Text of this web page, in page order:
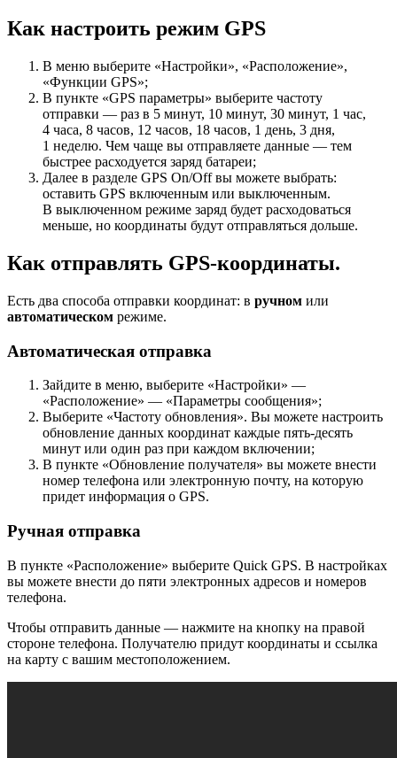
Как настроить режим GPS
В меню выберите «Настройки», «Расположение»,
«Функции GPS»;
В пункте «GPS параметры» выберите частоту
отправки — раз в 5 минут, 10 минут, 30 минут, 1 час,
4 часа, 8 часов, 12 часов, 18 часов, 1 день, 3 дня,
1 неделю. Чем чаще вы отправляете данные — тем
быстрее расходуется заряд батареи;
Далее в разделе GPS On/Off вы можете выбрать:
оставить GPS включенным или выключенным.
В выключенном режиме заряд будет расходоваться
меньше, но координаты будут отправляться дольше.
Как отправлять GPS-координаты.
Есть два способа отправки координат: в ручном или
автоматическом режиме.
Автоматическая отправка
Зайдите в меню, выберите «Настройки» —
«Расположение» — «Параметры сообщения»;
Выберите «Частоту обновления». Вы можете настроить
обновление данных координат каждые пять-десять
минут или один раз при каждом включении;
В пункте «Обновление получателя» вы можете внести
номер телефона или электронную почту, на которую
придет информация о GPS.
Ручная отправка
В пункте «Расположение» выберите Quick GPS. В настройках
вы можете внести до пяти электронных адресов и номеров
телефона.
Чтобы отправить данные — нажмите на кнопку на правой
стороне телефона. Получателю придут координаты и ссылка
на карту с вашим местоположением.